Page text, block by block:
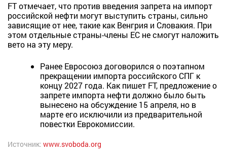
FT отмечает, что против введения запрета на импорт
российской нефти могут выступить страны, сильно
зависящие от нее, такие как Венгрия и Словакия. При
этом отдельные страны-члены ЕС не смогут наложить
вето на эту меру.
Ранее Евросоюз договорился о поэтапном
прекращении импорта российского СПГ к
концу 2027 года. Как пишет FT, предложение о
запрете импорта нефти должно было быть
вынесено на обсуждение 15 апреля, но в
марте его исключили из предварительной
повестки Еврокомиссии.
Источник: www.svoboda.org